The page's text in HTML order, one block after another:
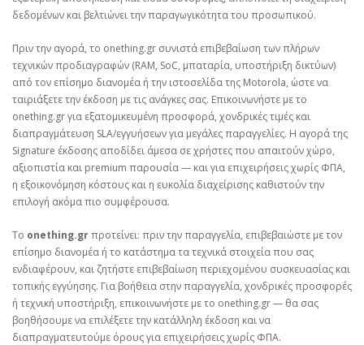
δεδομένων και βελτιώνει την παραγωγικότητα του προσωπικού.
Πριν την αγορά, το onething.gr συνιστά επιβεβαίωση των πλήρων
τεχνικών προδιαγραφών (RAM, SoC, μπαταρία, υποστήριξη δικτύων)
από τον επίσημο διανομέα ή την ιστοσελίδα της Motorola, ώστε να
ταιριάξετε την έκδοση με τις ανάγκες σας. Επικοινωνήστε με το
onething.gr για εξατομικευμένη προσφορά, χονδρικές τιμές και
διαπραγμάτευση SLA/εγγυήσεων για μεγάλες παραγγελίες. Η αγορά της
Signature έκδοσης αποδίδει άμεσα σε χρήστες που απαιτούν χώρο,
αξιοπιστία και premium παρουσία — και για επιχειρήσεις χωρίς ΦΠΑ,
η εξοικονόμηση κόστους και η ευκολία διαχείρισης καθιστούν την
επιλογή ακόμα πιο συμφέρουσα.
Το onething.grπροτείνει: πριν την παραγγελία, επιβεβαιώστε με τον
επίσημο διανομέα ή το κατάστημα τα τεχνικά στοιχεία που σας
ενδιαφέρουν, και ζητήστε επιβεβαίωση περιεχομένου συσκευασίας και
τοπικής εγγύησης. Για βοήθεια στην παραγγελία, χονδρικές προσφορές
ή τεχνική υποστήριξη, επικοινωνήστε με το onething.gr — θα σας
βοηθήσουμε να επιλέξετε την κατάλληλη έκδοση και να
διαπραγματευτούμε όρους για επιχειρήσεις χωρίς ΦΠΑ.